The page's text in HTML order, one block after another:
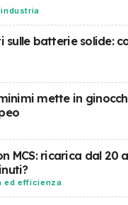
sulle batterie solide:
mette in
MCS: ricarica dal 20
ed efficienza